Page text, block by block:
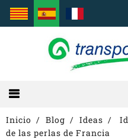
Inicio Blog Ideas
de las perlas de Francia